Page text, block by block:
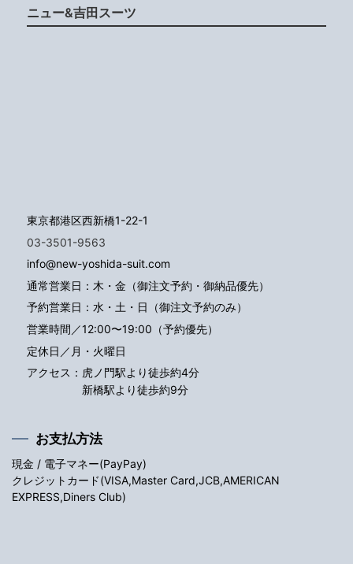
ニュー&吉田スーツ
東京都港区西新橋1-22-1
03-3501-9563
info@new-yoshida-suit.com
通常営業日：木・金（御注文予約・御納品優先）
予約営業日：水・土・日（御注文予約のみ）
営業時間／12:00〜19:00（予約優先）
定休日／月・火曜日
アクセス： 虎ノ門駅より徒歩約4分
新橋駅より徒歩約9分
お支払方法
現金 / 電子マネー(PayPay)
クレジットカード(VISA,Master Card,JCB,AMERICAN
EXPRESS,Diners Club)